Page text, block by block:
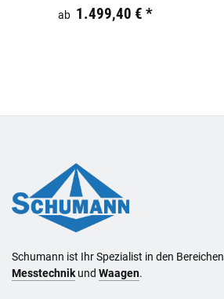
19,44 € inkl. 19% USt.
ab 1.499,40 € *
Schumann ist Ihr Spezialist in den Bereichen
Messtechnik und Waagen.